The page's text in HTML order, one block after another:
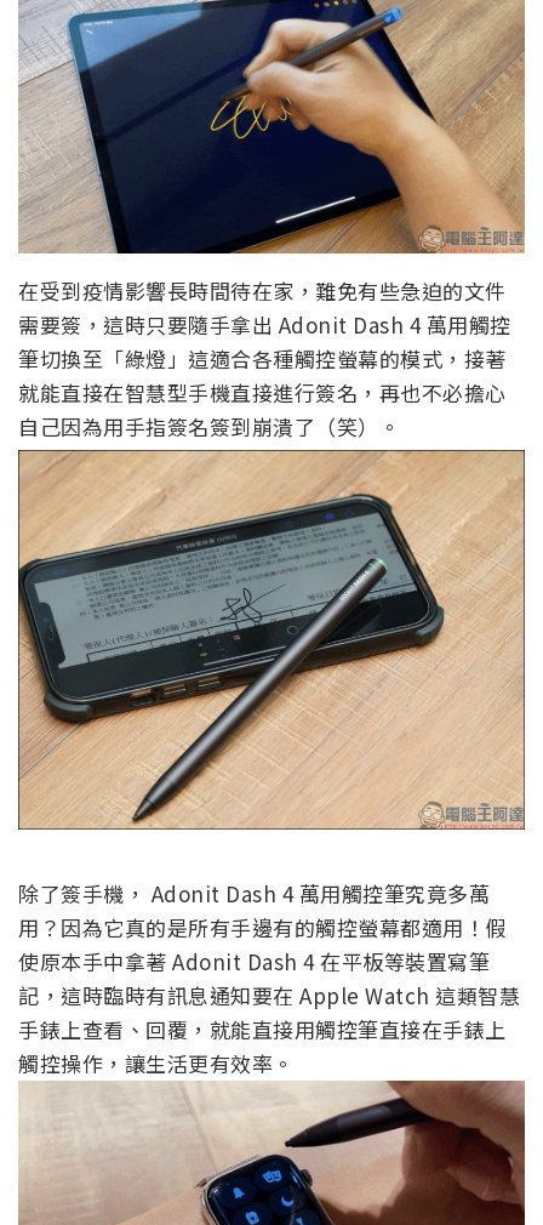
在受到疫情影響長時間待在家，難免有些急迫的文件
需要簽，這時只要隨手拿出 Adonit Dash 4 萬用觸控
筆切換至「綠燈」這適合各種觸控螢幕的模式，接著
就能直接在智慧型手機直接進行簽名，再也不必擔心
自己因為用手指簽名簽到崩潰了（笑）。
除了簽手機， Adonit Dash 4 萬用觸控筆究竟多萬
用？因為它真的是所有手邊有的觸控螢幕都適用！假
使原本手中拿著 Adonit Dash 4 在平板等裝置寫筆
記，這時臨時有訊息通知要在 Apple Watch 這類智慧
手錶上查看、回覆，就能直接用觸控筆直接在手錶上
觸控操作，讓生活更有效率。